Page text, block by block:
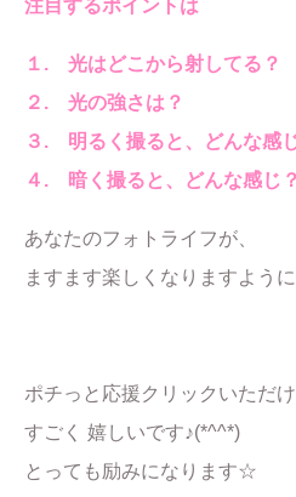
注目するポイントは
１. 光はどこから射してる？
２. 光の強さは？
３. 明るく撮ると、どんな感
４. 暗く撮ると、どんな感じ？
あなたのフォトライフが、
ますます楽しくなりますよう
ポチっと応援クリックいただ
すごく 嬉しいです♪(*^^*)
とっても励みになります☆